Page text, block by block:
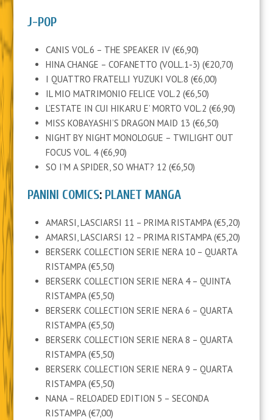
J-POP
CANIS VOL.6 – THE SPEAKER IV (€6,90)
HINA CHANGE – COFANETTO (VOLL.1-3) (€20,70)
I QUATTRO FRATELLI YUZUKI VOL.8 (€6,00)
IL MIO MATRIMONIO FELICE VOL.2 (€6,50)
L’ESTATE IN CUI HIKARU E’ MORTO VOL.2 (€6,90)
MISS KOBAYASHI’S DRAGON MAID 13 (€6,50)
NIGHT BY NIGHT MONOLOGUE – TWILIGHT OUT
FOCUS VOL. 4 (€6,90)
SO I’M A SPIDER, SO WHAT? 12 (€6,50)
PANINI COMICS: PLANET MANGA
AMARSI, LASCIARSI 11 – PRIMA RISTAMPA (€5,20)
AMARSI, LASCIARSI 12 – PRIMA RISTAMPA (€5,20)
BERSERK COLLECTION SERIE NERA 10 – QUARTA
RISTAMPA (€5,50)
BERSERK COLLECTION SERIE NERA 4 – QUINTA
RISTAMPA (€5,50)
BERSERK COLLECTION SERIE NERA 6 – QUARTA
RISTAMPA (€5,50)
BERSERK COLLECTION SERIE NERA 8 – QUARTA
RISTAMPA (€5,50)
BERSERK COLLECTION SERIE NERA 9 – QUARTA
RISTAMPA (€5,50)
NANA – RELOADED EDITION 5 – SECONDA
RISTAMPA (€7,00)